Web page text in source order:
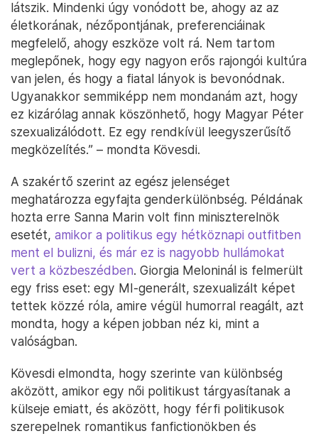
látszik. Mindenki úgy vonódott be, ahogy az az
életkorának, nézőpontjának, preferenciáinak
megfelelő, ahogy eszköze volt rá. Nem tartom
meglepőnek, hogy egy nagyon erős rajongói kultúra
van jelen, és hogy a fiatal lányok is bevonódnak.
Ugyanakkor semmiképp nem mondanám azt, hogy
ez kizárólag annak köszönhető, hogy Magyar Péter
szexualizálódott. Ez egy rendkívül leegyszerűsítő
megközelítés.” – mondta Kövesdi.
A szakértő szerint az egész jelenséget
meghatározza egyfajta genderkülönbség. Példának
hozta erre Sanna Marin volt finn miniszterelnök
esetét, amikor a politikus egy hétköznapi outfitben
ment el bulizni, és már ez is nagyobb hullámokat
vert a közbeszédben. Giorgia Meloninál is felmerült
egy friss eset: egy MI-generált, szexualizált képet
tettek közzé róla, amire végül humorral reagált, azt
mondta, hogy a képen jobban néz ki, mint a
valóságban.
Kövesdi elmondta, hogy szerinte van különbség
aközött, amikor egy női politikust tárgyasítanak a
külseje emiatt, és aközött, hogy férfi politikusok
szerepelnek romantikus fanfictionökben és